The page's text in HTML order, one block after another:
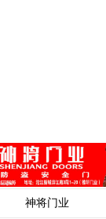
神将门业